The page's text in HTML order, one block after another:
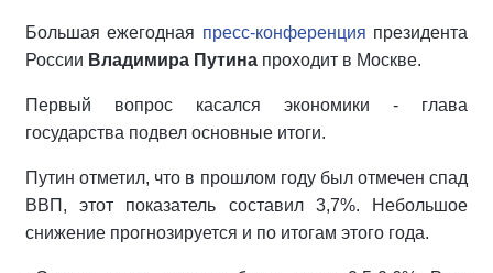
Большая ежегодная пресс-конференция президента
России Владимира Путина проходит в Москве.
Первый вопрос касался экономики - глава
государства подвел основные итоги.
Путин отметил, что в прошлом году был отмечен спад
ВВП, этот показатель составил 3,7%. Небольшое
снижение прогнозируется и по итогам этого года.